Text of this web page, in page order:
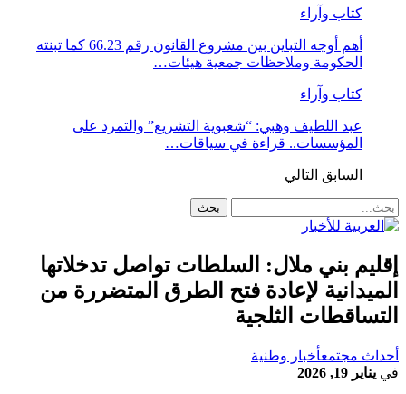
كتاب وآراء
أهم أوجه التباين بين مشروع القانون رقم 66.23 كما تبنته
الحكومة وملاحظات جمعية هيئات…
كتاب وآراء
عبد اللطيف وهبي: “شعبوية التشريع” والتمرد على
المؤسسات.. قراءة في سياقات…
السابق التالي
إقليم بني ملال: السلطات تواصل تدخلاتها
الميدانية لإعادة فتح الطرق المتضررة من
التساقطات الثلجية
أحداث مجتمعأخبار وطنية
في يناير 19, 2026